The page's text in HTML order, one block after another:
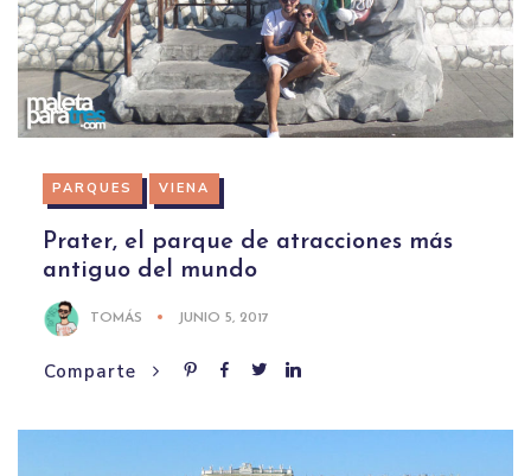
PARQUES VIENA
Prater, el parque de atracciones más
antiguo del mundo
TOMÁS JUNIO 5, 2017
Comparte